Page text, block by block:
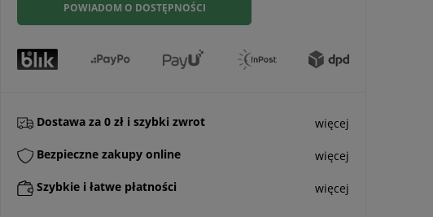
POWIADOM O DOSTĘPNOŚCI
Dostawa za 0 zł i szybki zwrot więcej
Bezpieczne zakupy online więcej
Szybkie i łatwe płatności więcej